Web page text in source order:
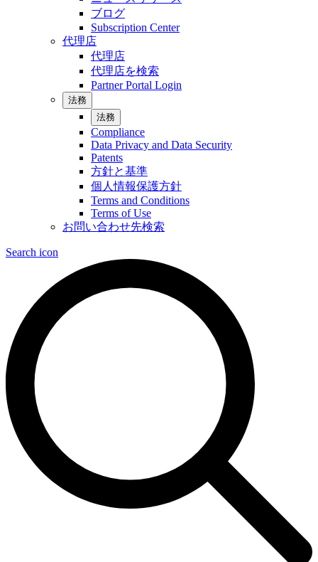
ブログ
Subscription Center
代理店
代理店
代理店を検索
Partner Portal Login
法務
法務
Compliance
Data Privacy and Data Security
Patents
方針と基準
個人情報保護方針
Terms and Conditions
Terms of Use
お問い合わせ先検索
Search icon